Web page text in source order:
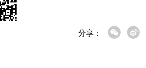
分享：